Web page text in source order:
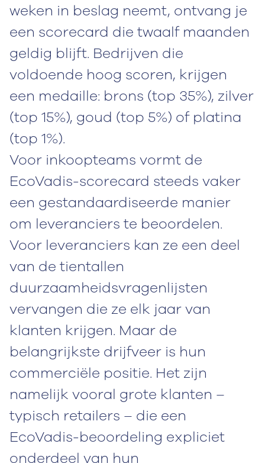
weken in beslag neemt, ontvang je
een scorecard die twaalf maanden
geldig blijft. Bedrijven die
voldoende hoog scoren, krijgen
een medaille: brons (top 35%), zilver
(top 15%), goud (top 5%) of platina
(top 1%).
Voor inkoopteams vormt de
EcoVadis-scorecard steeds vaker
een gestandaardiseerde manier
om leveranciers te beoordelen.
Voor leveranciers kan ze een deel
van de tientallen
duurzaamheidsvragenlijsten
vervangen die ze elk jaar van
klanten krijgen. Maar de
belangrijkste drijfveer is hun
commerciële positie. Het zijn
namelijk vooral grote klanten –
typisch retailers – die een
EcoVadis-beoordeling expliciet
onderdeel van hun